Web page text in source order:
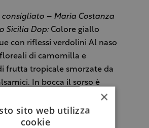
– Maria Costanza
Sicilia Dop:Colore giallo
con riflessi verdolini Al naso
di camomilla e
frutta tropicale smorzate da
In bocca il sorso è
Finale sapido e di
e finezza.
×
sito web utilizza
cookie